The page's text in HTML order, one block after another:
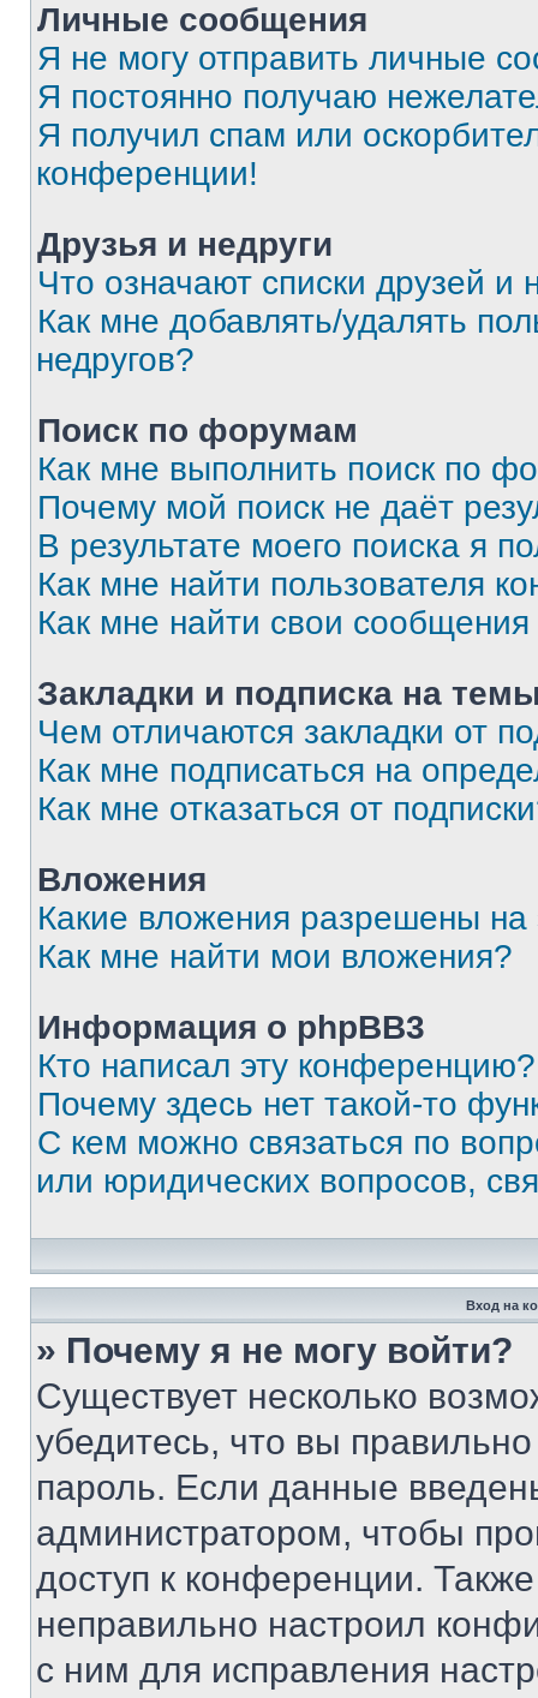
Личные сообщения
Я не могу отправить личные
Я постоянно получаю
Я получил спам или
конференции!
Друзья и недруги
Что означают списки друзей и
Как мне добавлять/удалять
недругов?
Поиск по форумам
Как мне выполнить поиск по
Почему мой поиск не даёт
В результате моего поиска я
Как мне найти пользователя
Как мне найти свои
Закладки и подписка на
Чем отличаются закладки от
Как мне подписаться на
Как мне отказаться от
Вложения
Какие вложения разрешены
Как мне найти мои вложения?
Информация о phpBB3
Кто написал эту конференцию?
Почему здесь нет такой-то
С кем можно связаться по
или юридических вопросов,
Вход на
» Почему я не могу войти?
Существует несколько
убедитесь, что вы
пароль. Если данные
администратором, чтобы
доступ к конференции.
неправильно настроил
с ним для исправления